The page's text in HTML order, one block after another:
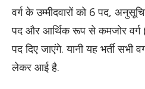
वर्ग के उम्मीदवारों को 6 पद,
पद और आर्थिक रूप से कमजोर वर्ग
पद दिए जाएंगे. यानी यह भर्ती
लेकर आई है.